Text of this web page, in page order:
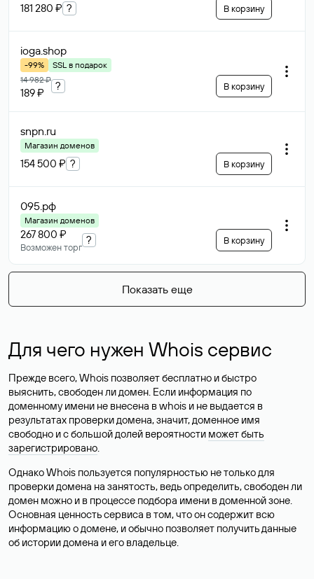
181 280 ₽ ? В корзину
ioga.shop
-99%
SSL в подарок
14 982 ₽
189 ₽
? В корзину
snpn.ru
Магазин доменов
154 500 ₽ ? В корзину
095.рф
Магазин доменов
267 800 ₽
Возможен торг
? В корзину
Показать еще
Для чего нужен Whois сервис
Прежде всего, Whois позволяет бесплатно и быстро
выяснить, свободен ли домен. Если информация по
доменному имени не внесена в whois и не выдается в
результатах проверки домена, значит, доменное имя
свободно и с большой долей вероятности может быть
зарегистрировано.
Однако Whois пользуется популярностью не только для
проверки домена на занятость, ведь определить, свободен ли
домен можно и в процессе подбора имени в доменной зоне.
Основная ценность сервиса в том, что он содержит всю
информацию о домене, и обычно позволяет получить данные
об истории домена и его владельце.